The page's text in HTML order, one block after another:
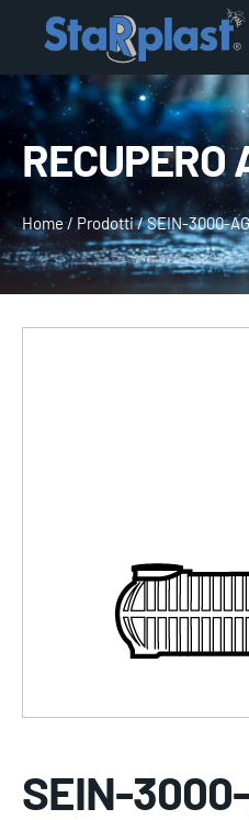
RECUPERO
Home/ Prodotti/SEIN-3000-AG
SEIN-